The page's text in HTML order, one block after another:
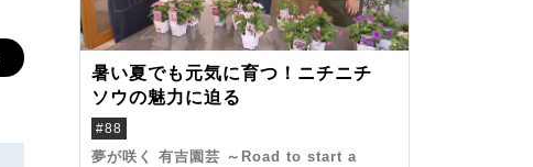
暑い夏でも元気に育つ！ニチニチ
ソウの魅力に迫る
#88
夢が咲く 有吉園芸 ～Road to start a